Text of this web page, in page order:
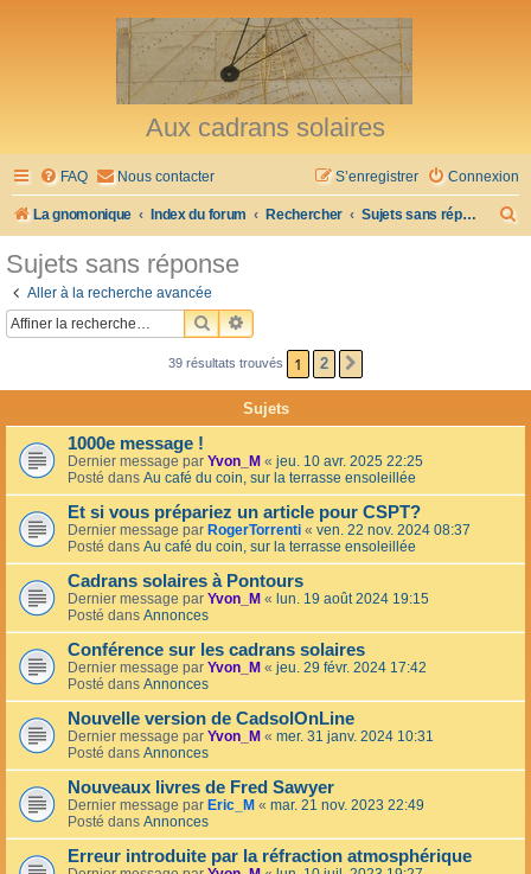
Aux cadrans solaires
FAQ Nous contacter Connexion
S’enregistrer
La gnomonique Index du forum Rechercher Sujets sans réponse
h
r
Sujets sans réponse
Aller à la recherche avancée
RECHERCHER
RECHERCHE AVANCÉE
39 résultats trouvés 1 2
Sujets
1000e message !
Dernier message par Yvon_M « jeu. 10 avr. 2025 22:25
Posté dans Au café du coin, sur la terrasse ensoleillée
Et si vous prépariez un article pour CSPT?
Dernier message par RogerTorrenti « ven. 22 nov. 2024 08:37
Posté dans Au café du coin, sur la terrasse ensoleillée
Cadrans solaires à Pontours
Dernier message par Yvon_M « lun. 19 août 2024 19:15
Posté dans Annonces
Conférence sur les cadrans solaires
Dernier message par Yvon_M « jeu. 29 févr. 2024 17:42
Posté dans Annonces
Nouvelle version de CadsolOnLine
Dernier message par Yvon_M « mer. 31 janv. 2024 10:31
Posté dans Annonces
Nouveaux livres de Fred Sawyer
Dernier message par Eric_M « mar. 21 nov. 2023 22:49
Posté dans Annonces
Erreur introduite par la réfraction atmosphérique